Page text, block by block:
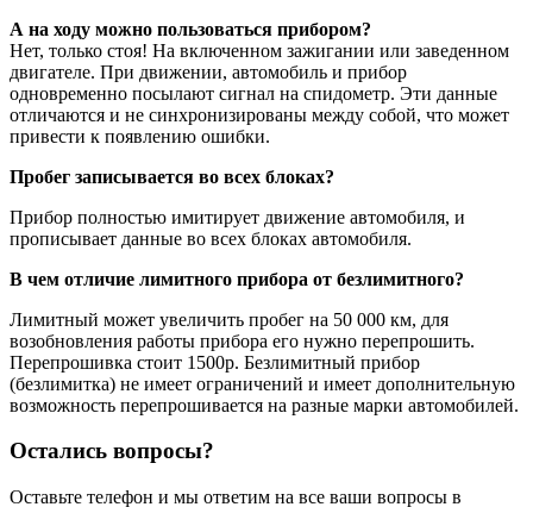
А на ходу можно пользоваться прибором?
Нет, только стоя! На включенном зажигании или заведенном
двигателе. При движении, автомобиль и прибор
одновременно посылают сигнал на спидометр. Эти данные
отличаются и не синхронизированы между собой, что может
привести к появлению ошибки.
Пробег записывается во всех блоках?
Прибор полностью имитирует движение автомобиля, и
прописывает данные во всех блоках автомобиля.
В чем отличие лимитного прибора от безлимитного?
Лимитный может увеличить пробег на 50 000 км, для
возобновления работы прибора его нужно перепрошить.
Перепрошивка стоит 1500р. Безлимитный прибор
(безлимитка) не имеет ограничений и имеет дополнительную
возможность перепрошивается на разные марки автомобилей.
Остались вопросы?
Оставьте телефон и мы ответим на все ваши вопросы в